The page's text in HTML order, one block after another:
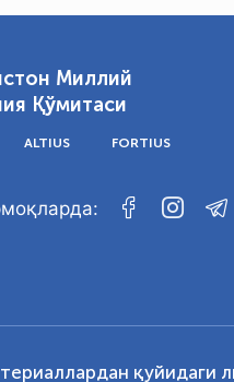
Миллий
Қўмитаси
ALTIUS FORTIUS
қуйидаги